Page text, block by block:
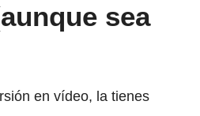
sea
en vídeo, la tienes